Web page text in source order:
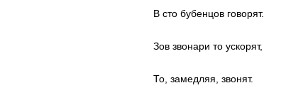
В сто бубенцов говорят.
Зов звонари то ускорят,
То, замедляя, звонят.